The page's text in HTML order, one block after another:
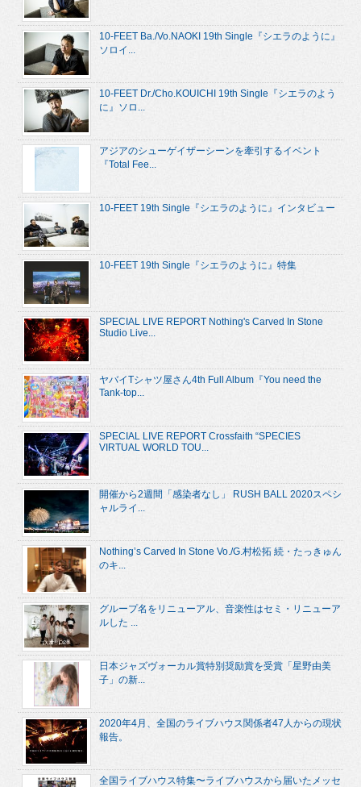
10-FEET Ba./Vo.NAOKI 19th Single『シエラのように』
ソロイ...
10-FEET Dr./Cho.KOUICHI 19th Single『シエラのよう
に』ソロ...
アジアのシューゲイザーシーンを牽引するイベント
『Total Fee...
10-FEET 19th Single『シエラのように』インタビュー
10-FEET 19th Single『シエラのように』特集
SPECIAL LIVE REPORT Nothing's Carved In Stone
Studio Live...
ヤバイTシャツ屋さん4th Full Album『You need the
Tank-top...
SPECIAL LIVE REPORT Crossfaith “SPECIES
VIRTUAL WORLD TOU...
開催から2週間「感染者なし」 RUSH BALL 2020スペシ
ャルライ...
Nothing’s Carved In Stone Vo./G.村松拓 続・たっきゅん
のキ...
グループ名をリニューアル、音楽性はセミ・リニューア
ルした ...
日本ジャズヴォーカル賞特別奨励賞を受賞「星野由美
子」の新...
2020年4月、全国のライブハウス関係者47人からの現状
報告。
全国ライブハウス特集〜ライブハウスから届いたメッセ